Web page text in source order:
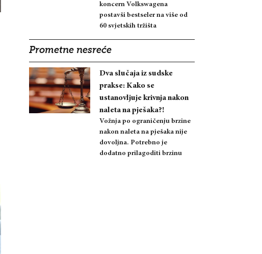
koncern Volkswagena
postavši bestseler na više od
60 svjetskih tržišta
Prometne nesreće
Dva slučaja iz sudske
prakse: Kako se
ustanovljuje krivnja nakon
naleta na pješaka?!
Vožnja po ograničenju brzine
nakon naleta na pješaka nije
dovoljna. Potrebno je
dodatno prilagoditi brzinu